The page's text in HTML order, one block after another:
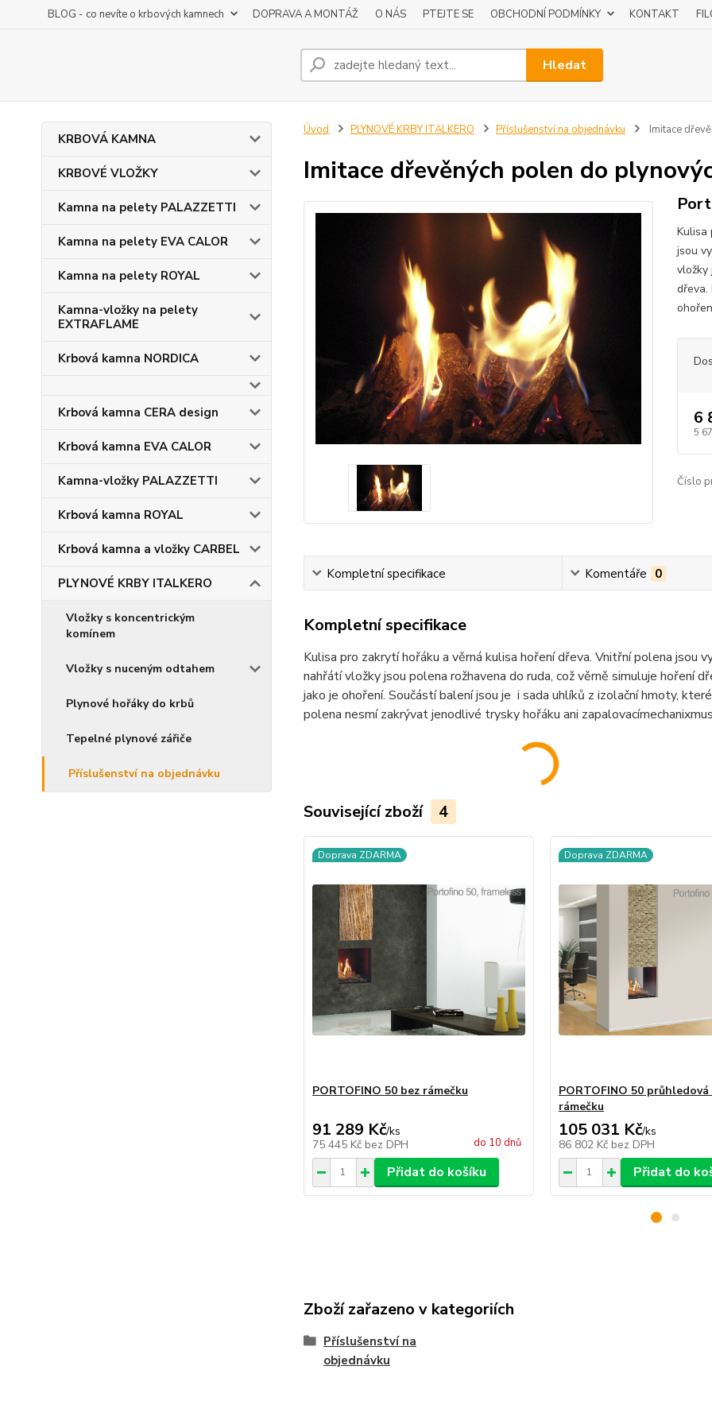
BLOG - co nevíte o krbových kamnech DOPRAVA A MONTÁŽ O NÁS PTEJTE SE OBCHODNÍ PODMÍNKY KONTAKT
Hledat
KRBOVÁ KAMNA
KRBOVÉ VLOŽKY
Kamna na pelety PALAZZETTI
Kamna na pelety EVA CALOR
Kamna na pelety ROYAL
Kamna-vložky na pelety
EXTRAFLAME
Krbová kamna NORDICA
Krbová kamna CERA design
Krbová kamna EVA CALOR
Kamna-vložky PALAZZETTI
Krbová kamna ROYAL
Krbová kamna a vložky CARBEL
PLYNOVÉ KRBY ITALKERO
Vložky s koncentrickým
komínem
Vložky s nuceným odtahem
Plynové hořáky do krbů
Tepelné plynové zářiče
Příslušenství na objednávku
Úvod PLYNOVÉ KRBY ITALKERO Příslušenství na objednávku Imitace
Imitace dřevěných polen do
Kulisa
jsou
vložky
dřeva.
6
5
Číslo
Kompletní specifikace Komentáře 0
Kompletní specifikace
Kulisa pro zakrytí hořáku a věrná kulisa hoření dřeva. Vnitřní polena
nahřátí vložky jsou polena rožhavena do ruda, což věrně simuluje hoření
jako je ohoření. Součástí balení jsou je i sada uhlíků z izolační hmoty,
polena nesmí zakrývat jenodlivé trysky hořáku ani
Související zboží 4
Doprava ZDARMA
PORTOFINO 50 bez rámečku
91 289 Kč/ks
75 445 Kč bez DPH do 10 dnů
Přidat do košíku
Doprava ZDARMA
PORTOFINO 50 průhledová
rámečku
105 031 Kč/ks
86 802 Kč bez DPH
Přidat do
Zboží zařazeno v kategoriích
Příslušenství na
objednávku